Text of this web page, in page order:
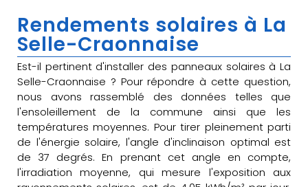
Rendements solaires à La
Selle-Craonnaise
Est-il pertinent d'installer des panneaux solaires à La
Selle-Craonnaise ? Pour répondre à cette question,
nous avons rassemblé des données telles que
l'ensoleillement de la commune ainsi que les
températures moyennes. Pour tirer pleinement parti
de l'énergie solaire, l'angle d'inclinaison optimal est
de 37 degrés. En prenant cet angle en compte,
l'irradiation moyenne, qui mesure l'exposition aux